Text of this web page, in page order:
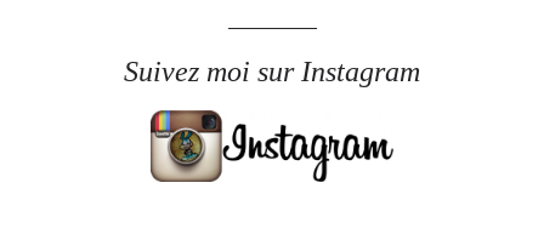
Suivez moi sur Instagram